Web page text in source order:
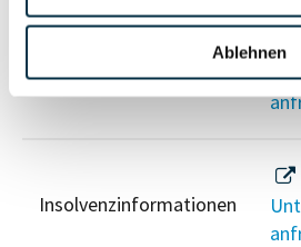
Ablehnen
Sanktionslistenstatus
Insolvenzinformationen